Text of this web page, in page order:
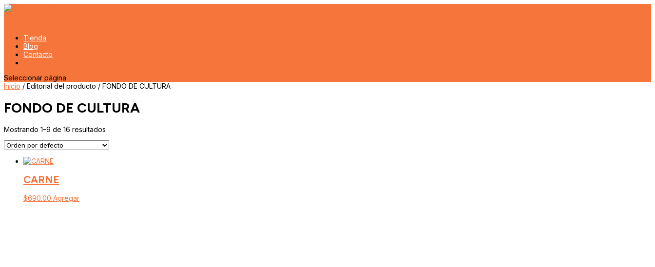
Tienda
Blog
Contacto
Seleccionar página
Inicio / Editorial del producto / FONDO DE CULTURA
FONDO DE CULTURA
Mostrando 1–9 de 16 resultados
CARNE
$690.00 Agregar